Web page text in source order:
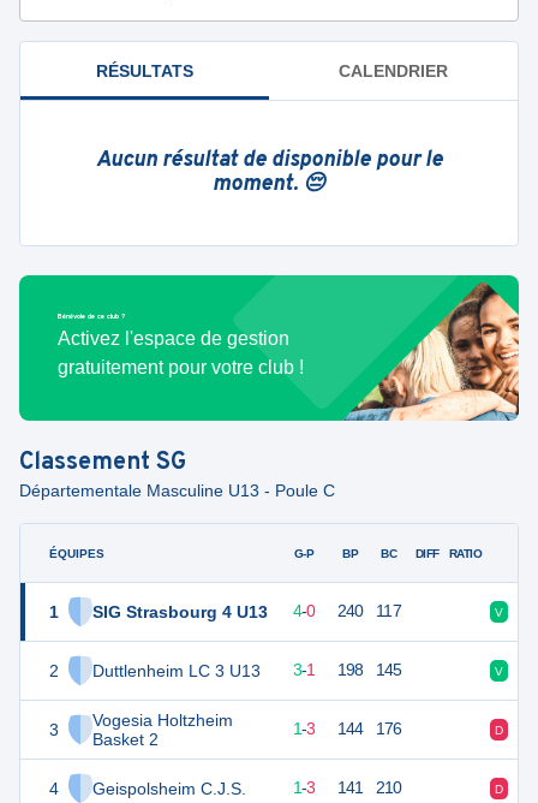
RÉSULTATS CALENDRIER
Aucun résultat de disponible pour le
moment. 😔
Bénévole de ce club ?
Activez l'espace de gestion
gratuitement pour votre club !
Classement SG
Départementale Masculine U13 - Poule C
ÉQUIPES
1 SIG Strasbourg 4 U13
2 Duttlenheim LC 3 U13
3
Vogesia Holtzheim
Basket 2
4 Geispolsheim C.J.S.
G-P BP BC DIFF RATIO
8 4 4-0 240 117 V
7 4 3-1 198 145 V
5 1-3 144 176 D
5 1-3 141 210 D